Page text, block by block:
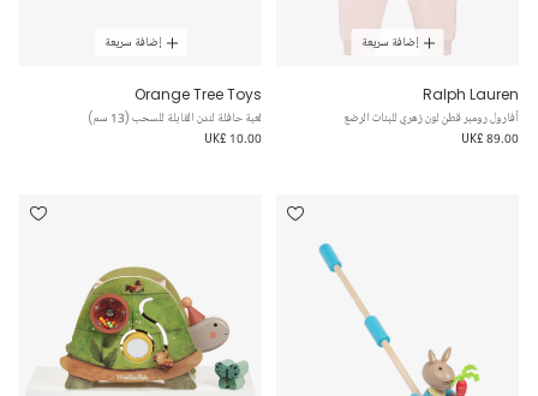
إضافة سريعة
Ralph Lauren
أفارول رومبر قطن لون زهري للبنات الرضع
UK£ 89.00
إضافة سريعة
Orange Tree Toys
لعبة حافلة لندن القابلة للسحب (13 سم)
UK£ 10.00